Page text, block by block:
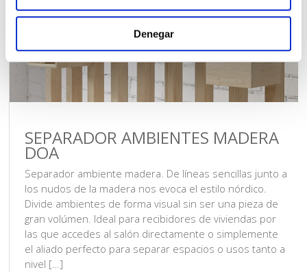
Denegar
SEPARADOR AMBIENTES MADERA
DOA
Separador ambiente madera. De líneas sencillas junto a
los nudos de la madera nos evoca el estilo nórdico.
Divide ambientes de forma visual sin ser una pieza de
gran volúmen. Ideal para recibidores de viviendas por
las que accedes al salón directamente o simplemente
el aliado perfecto para separar espacios o usos tanto a
nivel […]